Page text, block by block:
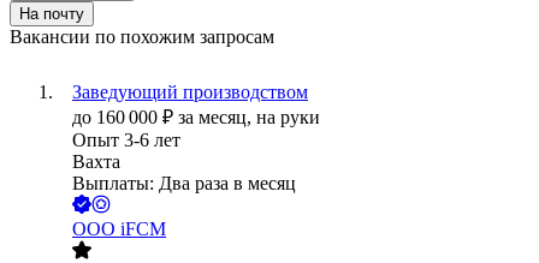
На почту
Вакансии по похожим запросам
Заведующий производством
до 160 000 ₽ за месяц, на руки
Опыт 3-6 лет
Вахта
Выплаты: Два раза в месяц
ООО iFCM